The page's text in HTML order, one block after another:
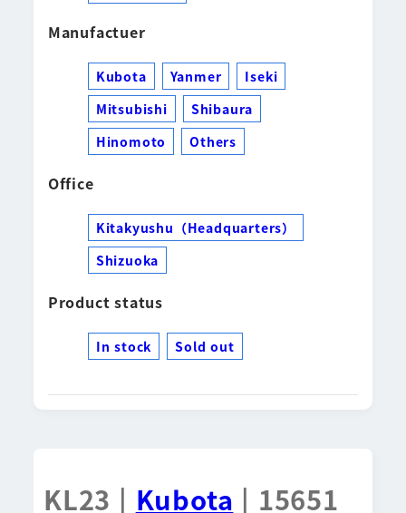
Manufactuer
Kubota Yanmer
Iseki
Mitsubishi
Shibaura
Hinomoto
Others
Office
Kitakyushu（Headquarters）
Shizuoka
Product status
In stock Sold out
KL23 | Kubota | 15651